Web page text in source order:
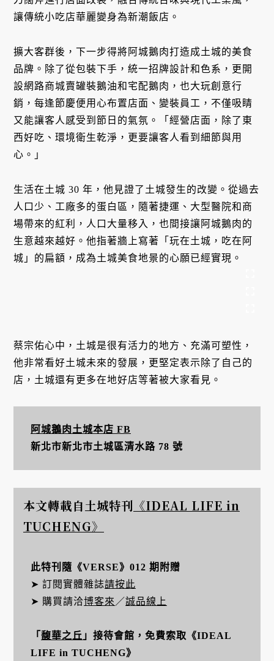
讓傳統小吃店華麗變身為新潮飯店。
擴大客群後，下一步得將阿城鵝肉打造成土城的美食
品牌。除了從包裝下手，統一招牌設計和色系，更開
設網路商城賣罐裝鵝油和宅配鵝肉，也大玩創意行
銷，每逢節慶便用心布置店面、變裝員工，不僅吸睛
又能讓客人感受到節日的氣氛。「經營店面，除了東
西好吃、環境衛生乾淨，更要讓客人看到細節與用
心。」
生活在土城 30 年，他見證了土城發生的改變。從過去
人口少、工廠多的蛋白區，隨著捷運、大型醫院和商
場帶來的紅利，人口大量移入，也間接讓阿城鵝肉的
生意越來越好。他指著牆上寫著「玩在土城，吃在阿
城」的扁額，成為土城美食地景的心願已經實現。
蔡宗佑心中，土城是很有活力的地方、充滿可塑性，
他非常看好土城未來的發展，更堅定表示除了自己的
店，土城還有更多在地好店等著被大家看見。
阿城鵝肉土城本店 FB
新北市新北市土城區清水路 78 號
本文轉載自土城特刊 《IDEAL LIFE in
TUCHENG》
此特刊隨《VERSE》012 期附贈
➤ 訂閱實體雜誌請按此
➤ 購買請洽博客來 ／誠品線上
「 馥華之丘 」接待會館，免費索取《IDEAL
LIFE in TUCHENG》